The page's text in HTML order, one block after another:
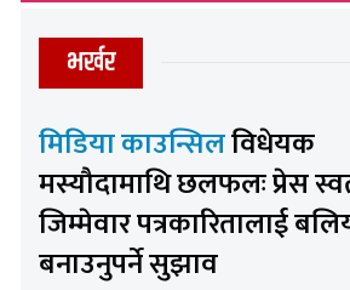
भर्खर
मिडिया काउन्सिलविधेयक
मस्यौदामाथि छलफलः प्रेस
जिम्मेवार पत्रकारितालाई
बनाउनुपर्ने सुझाव